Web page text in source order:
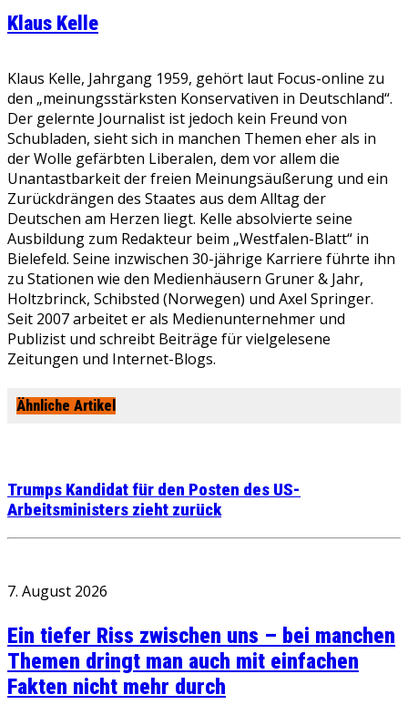
Klaus Kelle
Klaus Kelle, Jahrgang 1959, gehört laut Focus-online zu
den „meinungsstärksten Konservativen in Deutschland“.
Der gelernte Journalist ist jedoch kein Freund von
Schubladen, sieht sich in manchen Themen eher als in
der Wolle gefärbten Liberalen, dem vor allem die
Unantastbarkeit der freien Meinungsäußerung und ein
Zurückdrängen des Staates aus dem Alltag der
Deutschen am Herzen liegt. Kelle absolvierte seine
Ausbildung zum Redakteur beim „Westfalen-Blatt“ in
Bielefeld. Seine inzwischen 30-jährige Karriere führte ihn
zu Stationen wie den Medienhäusern Gruner & Jahr,
Holtzbrinck, Schibsted (Norwegen) und Axel Springer.
Seit 2007 arbeitet er als Medienunternehmer und
Publizist und schreibt Beiträge für vielgelesene
Zeitungen und Internet-Blogs.
Ähnliche Artikel
Trumps Kandidat für den Posten des US-
Arbeitsministers zieht zurück
7. August 2026
Ein tiefer Riss zwischen uns – bei manchen
Themen dringt man auch mit einfachen
Fakten nicht mehr durch